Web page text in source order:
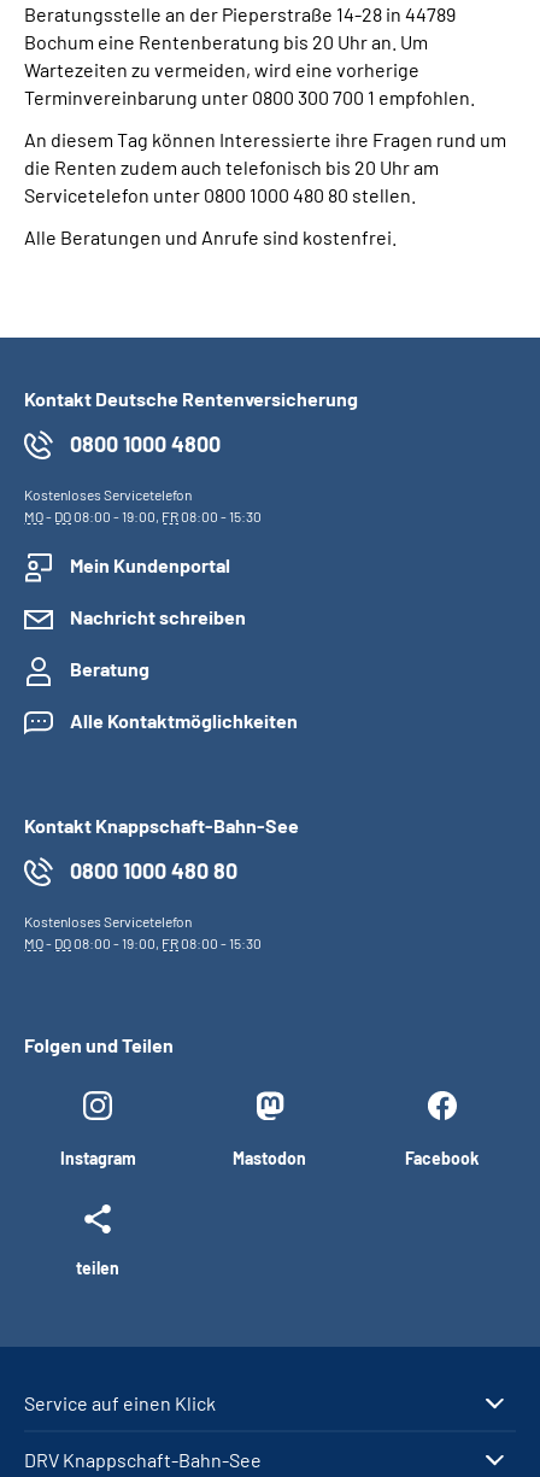
Leichte Sprache
Suche
Mein Kundenportal
Beratungsstelle an der Pieperstraße 14-28 in 44789
Bochum eine Rentenberatung bis 20 Uhr an. Um
Wartezeiten zu vermeiden, wird eine vorherige
Terminvereinbarung unter 0800 300 700 1 empfohlen.
An diesem Tag können Interessierte ihre Fragen rund um
die Renten zudem auch telefonisch bis 20 Uhr am
Servicetelefon unter 0800 1000 480 80 stellen.
Alle Beratungen und Anrufe sind kostenfrei.
Kontakt Deutsche Rentenversicherung
0800 1000 4800
Kostenloses Servicetelefon
MO- DO08:00 - 19:00, FR08:00 - 15:30
Mein Kundenportal
Nachricht schreiben
Beratung
Alle Kontaktmöglichkeiten
Kontakt Knappschaft-Bahn-See
0800 1000 480 80
Kostenloses Servicetelefon
MO- DO08:00 - 19:00, FR08:00 - 15:30
Folgen und Teilen
Instagram Mastodon Facebook
teilen
Service auf einen Klick
DRV Knappschaft-Bahn-See